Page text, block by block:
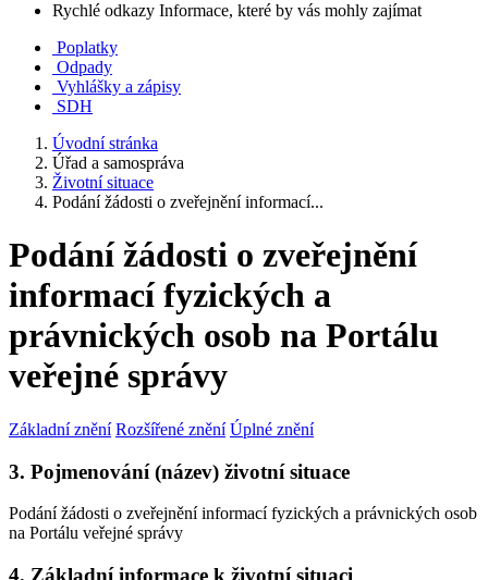
Rychlé odkazy Informace, které by vás mohly zajímat
Poplatky
Odpady
Vyhlášky a zápisy
SDH
Úvodní stránka
Úřad a samospráva
Životní situace
Podání žádosti o zveřejnění informací...
Podání žádosti o zveřejnění
informací fyzických a
právnických osob na Portálu
veřejné správy
Základní znění Rozšířené znění Úplné znění
3. Pojmenování (název) životní situace
Podání žádosti o zveřejnění informací fyzických a právnických osob
na Portálu veřejné správy
4. Základní informace k životní situaci